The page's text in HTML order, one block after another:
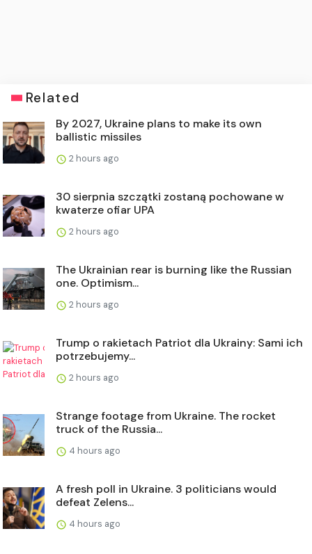
Related
By 2027, Ukraine plans to make its own
ballistic missiles
2 hours ago
30 sierpnia szczątki zostaną pochowane w
kwaterze ofiar UPA
2 hours ago
The Ukrainian rear is burning like the Russian
one. Optimism...
2 hours ago
Trump o rakietach Patriot dla Ukrainy: Sami ich
potrzebujemy...
2 hours ago
Strange footage from Ukraine. The rocket
truck of the Russia...
4 hours ago
A fresh poll in Ukraine. 3 politicians would
defeat Zelens...
4 hours ago